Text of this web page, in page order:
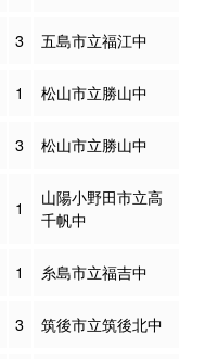
3 五島市立福江中
1 松山市立勝山中
3 松山市立勝山中
1
山陽小野田市立高
千帆中
1 糸島市立福吉中
3 筑後市立筑後北中